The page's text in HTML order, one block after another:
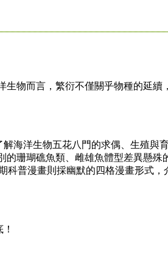
物而言，繁衍不僅關乎物種的延續，
海洋生物五花八門的求偶、生殖與
的珊瑚礁魚類、雌雄魚體型差異懸殊
科普漫畫則採幽默的四格漫畫形式，